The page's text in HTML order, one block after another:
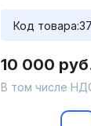
Код товара:
10 000
В том числе